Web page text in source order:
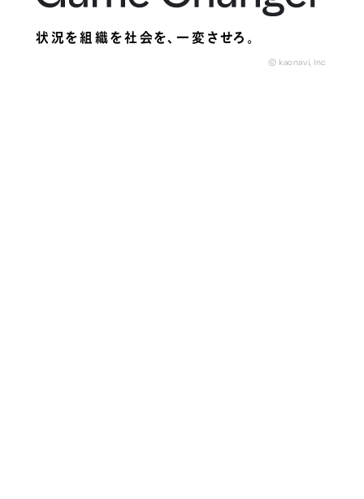
状況を組織を社会を、一変させろ。
© kaonavi, Inc